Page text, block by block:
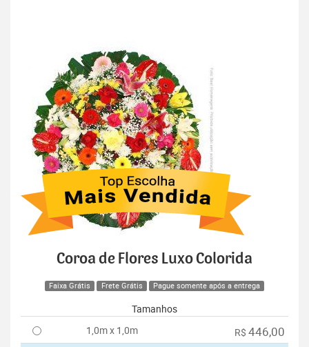
Coroa de Flores Luxo Colorida
Faixa Grátis Frete Grátis Pague somente após a entrega
Tamanhos
1,0m x 1,0m
R$ 446,00